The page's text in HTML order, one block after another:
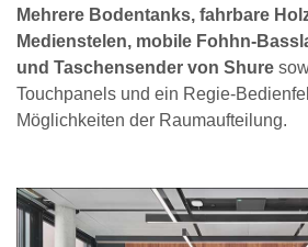
Mehrere Bodentanks, fahrbare
Medienstelen, mobile Fohhn-
und Taschensender von Shure
Touchpanels und ein Regie-
Möglichkeiten der Raumaufteilung.